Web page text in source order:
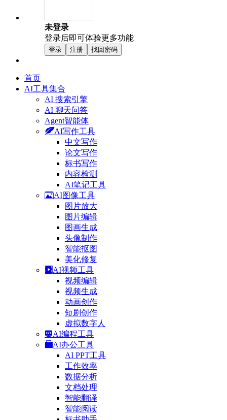
未登录
登录后即可体验更多功能
登录 注册 找回密码
首页
AI工具集合
AI 搜索引擎
AI 聊天问答
Agent智能体
AI写作工具
中文写作
论文写作
标书写作
内容检测
AI笔记工具
AI图像工具
图片放大
图片编辑
图画生成
头像制作
智能抠图
美化修复
AI视频工具
视频编辑
视频生成
动画创作
短剧创作
虚拟数字人
AI编程工具
AI办公工具
AI PPT工具
工作效率
数据分析
文档处理
智能翻译
智能阅读